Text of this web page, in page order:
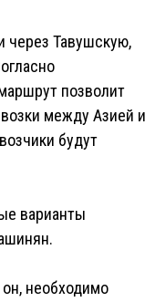
через Тавушскую,
позволит
между Азией и
будут
варианты
необходимо